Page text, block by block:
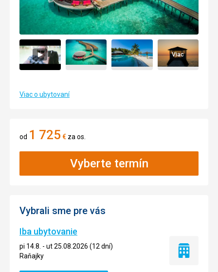
Viac
Viac o ubytovaní
od 1 725 € za os.
Vyberte termín
Vybrali sme pre vás
Iba ubytovanie
pi 14.8. - ut 25.08.2026 (12 dní)
Raňajky
Iba